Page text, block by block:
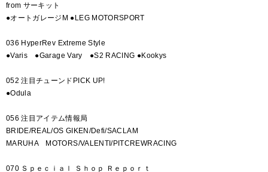
from サーキット
●オートガレージM ●LEG MOTORSPORT
036 HyperRev Extreme Style
●Varis ●Garage Vary ●S2 RACING ●Kookys
052 注目チューンドPICK UP!
●Odula
056 注目アイテム情報局
BRIDE/REAL/OS GIKEN/Defi/SACLAM
MARUHA MOTORS/VALENTI/PITCREWRACING
070 Ｓｐｅｃｉａｌ Ｓｈｏｐ Ｒｅｐｏｒｔ